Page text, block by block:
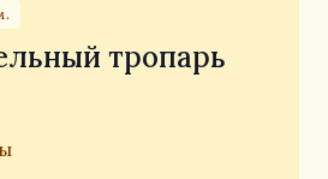
тропарь